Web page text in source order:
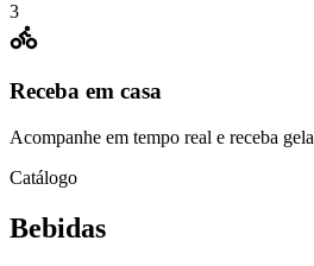
3
Receba em casa
Acompanhe em tempo real e receba
Catálogo
Bebidas